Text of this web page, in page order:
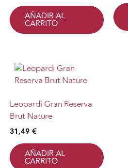
AÑADIR AL
CARRITO
Leopardi Gran Reserva
Brut Nature
31,49 €
AÑADIR AL
CARRITO